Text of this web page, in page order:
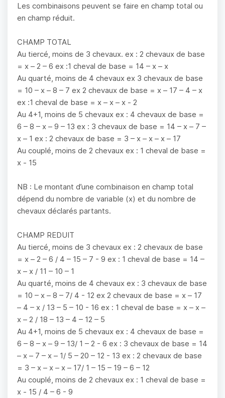
Les combinaisons peuvent se faire en champ total ou
en champ réduit.
CHAMP TOTAL
Au tiercé, moins de 3 chevaux. ex : 2 chevaux de base
= x – 2 – 6 ex :1 cheval de base = 14 – x – x
Au quarté, moins de 4 chevaux ex 3 chevaux de base
= 10 – x – 8 – 7 ex 2 chevaux de base = x – 17 – 4 – x
ex :1 cheval de base = x – x – x - 2
Au 4+1, moins de 5 chevaux ex : 4 chevaux de base =
6 – 8 – x – 9 – 13 ex : 3 chevaux de base = 14 – x – 7 –
x – 1 ex : 2 chevaux de base = 3 – x – x – x – 17
Au couplé, moins de 2 chevaux ex : 1 cheval de base =
x - 15
NB : Le montant d’une combinaison en champ total
dépend du nombre de variable (x) et du nombre de
chevaux déclarés partants.
CHAMP REDUIT
Au tiercé, moins de 3 chevaux ex : 2 chevaux de base
= x – 2 – 6 / 4 – 15 – 7 - 9 ex : 1 cheval de base = 14 –
x – x / 11 – 10 – 1
Au quarté, moins de 4 chevaux ex : 3 chevaux de base
= 10 – x – 8 – 7/ 4 - 12 ex 2 chevaux de base = x – 17
– 4 – x / 13 – 5 – 10 - 16 ex : 1 cheval de base = x – x –
x – 2 / 18 – 13 – 4 – 12 – 5
Au 4+1, moins de 5 chevaux ex : 4 chevaux de base =
6 – 8 – x – 9 – 13/ 1 – 2 - 6 ex : 3 chevaux de base = 14
– x – 7 – x – 1/ 5 – 20 – 12 - 13 ex : 2 chevaux de base
= 3 – x – x – x – 17/ 1 – 15 – 19 – 6 – 12
Au couplé, moins de 2 chevaux ex : 1 cheval de base =
x - 15 / 4 – 6 - 9